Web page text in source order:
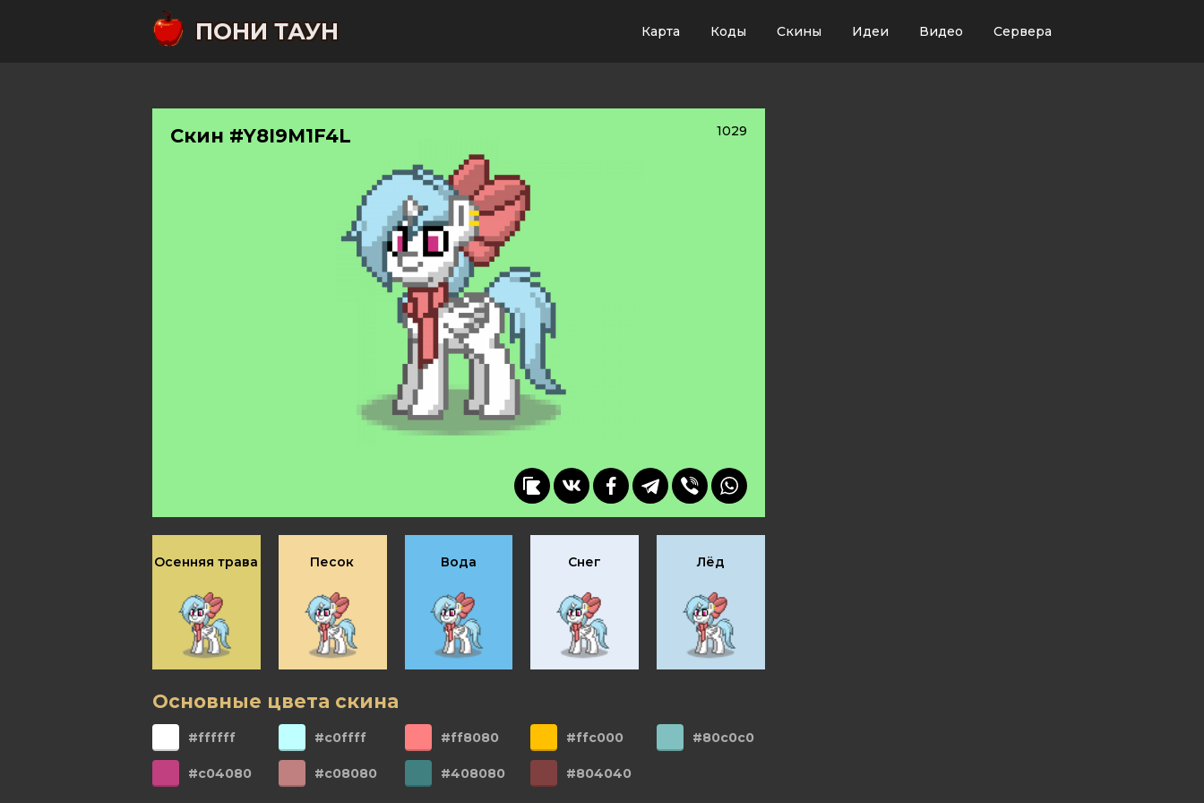
ПОНИ ТАУН Карта Коды Скины Идеи Видео Сервера
Скин #Y8I9M1F4L 1029
Осенняя трава Песок Вода Снег Лёд
Основные цвета скина
#ffffff #c0ffff #ff8080 #ffc000 #80c0c0
#c04080 #c08080 #408080 #804040